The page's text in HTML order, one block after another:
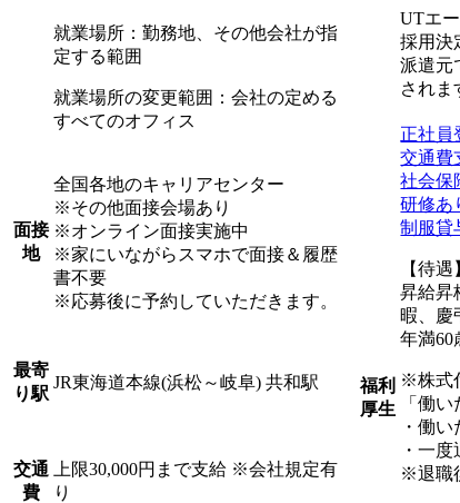
就業場所：勤務地、その他会社が指
定する範囲
就業場所の変更範囲：会社の定める
すべてのオフィス
面接
地
全国各地のキャリアセンター
※その他面接会場あり
※オンライン面接実施中
※家にいながらスマホで面接＆履歴
書不要
※応募後に予約していただきます。
最寄
り駅
JR東海道本線(浜松～岐阜) 共和駅
交通
費
上限30,000円まで支給 ※会社規定有
り
UTエ
採用決
派遣元
されま
福利
厚生
正社員
交通費
社会保
研修あ
制服貸
【待遇
昇給昇
暇、慶
年満60
※株式
「働
・働
・一
※退職